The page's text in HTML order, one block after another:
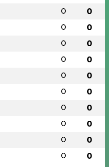
0 0
0 0
0 0
0 0
0 0
0 0
0 0
0 0
0 0
0 0